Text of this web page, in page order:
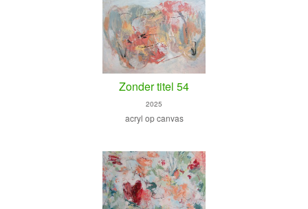
Zonder titel 54
2025
acryl op canvas